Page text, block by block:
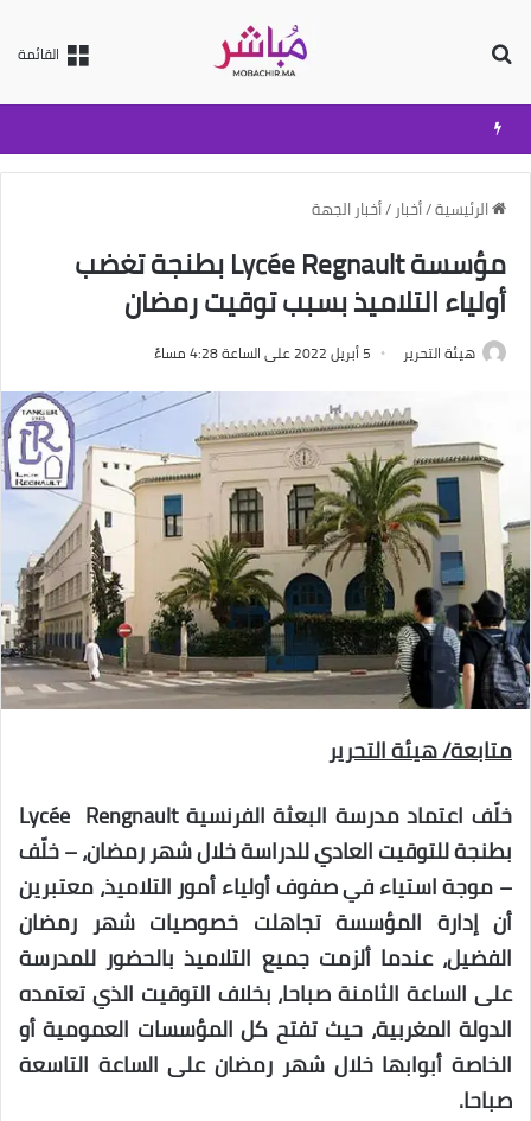
القائمة
الرئيسية/أخبار /أخبار الجهة
مؤسسة Lycée Regnault بطنجة تغضب
أولياء التلاميذ بسبب توقيت رمضان
هيئة التحرير 5 أبريل 2022 على الساعة 4:28 مساءً
متابعة/ هيئة التحرير
خلّف اعتماد مدرسة البعثة الفرنسية Lycée Rengnault
بطنجة للتوقيت العادي للدراسة خلال شهر رمضان، – خلّف
– موجة استياء في صفوف أولياء أمور التلاميذ، معتبرين
أن إدارة المؤسسة تجاهلت خصوصيات شهر رمضان
الفضيل، عندما ألزمت جميع التلاميذ بالحضور للمدرسة
على الساعة الثامنة صباحا، بخلاف التوقيت الذي تعتمده
الدولة المغربية، حيث تفتح كل المؤسسات العمومية أو
الخاصة أبوابها خلال شهر رمضان على الساعة التاسعة
صباحا.